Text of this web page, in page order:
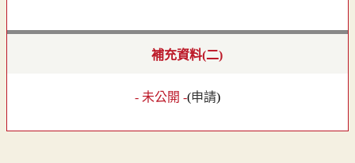
補充資料(二)
- 未公開 -(申請)